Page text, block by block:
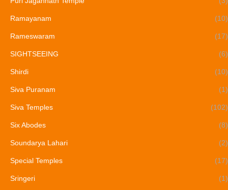
Ramayanam (10)
Rameswaram (17)
SIGHTSEEING (6)
Shirdi (10)
Siva Puranam (1)
Siva Temples (102)
Six Abodes (8)
Soundarya Lahari (2)
Special Temples (17)
Sringeri (1)